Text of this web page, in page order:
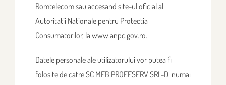
Romtelecom sau accesand site-ul oficial al
Autoritatii Nationale pentru Protectia
Consumatorilor, la www.anpc.gov.ro.
Datele personale ale utilizatorului vor putea fi
folosite de catre SC MEB PROFESERV SRL-D numai